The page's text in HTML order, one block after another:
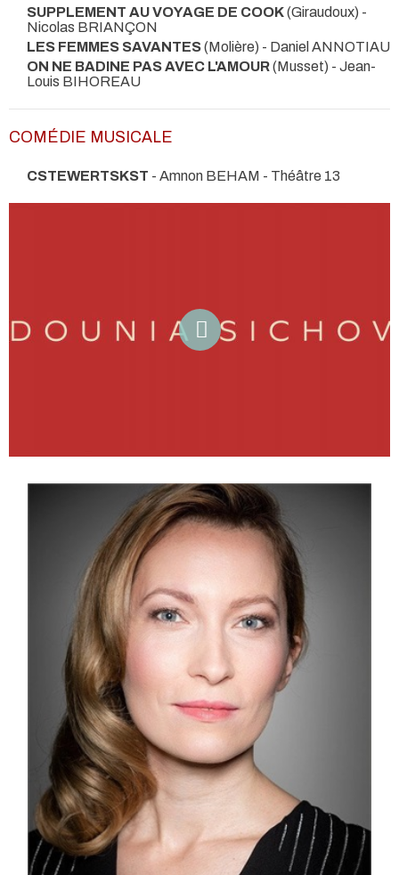
SUPPLEMENT AU VOYAGE DE COOK(Giraudoux) -
Nicolas BRIANÇON
LES FEMMES SAVANTES(Molière) - Daniel ANNOTIAU
ON NE BADINE PAS AVEC L'AMOUR(Musset) - Jean-
Louis BIHOREAU
COMÉDIE MUSICALE
CSTEWERTSKST - Amnon BEHAM - Théâtre 13